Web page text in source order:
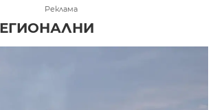
Реклама